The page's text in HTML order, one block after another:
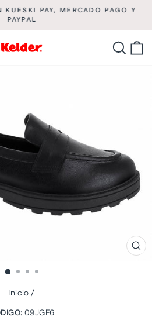
diapositivas
pausa
KUESKI PAY, MERCADO PAGO Y
PAYPAL
Inicio /
09JGF6